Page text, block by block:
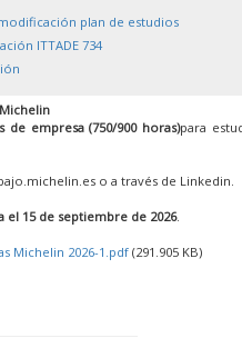
plan de estudios
ITTADE 734
de empresa (750/900 horas)para
o a través de Linkedin.
el 15 de septiembre de 2026.
Michelin 2026-1.pdf(291.905 KB)